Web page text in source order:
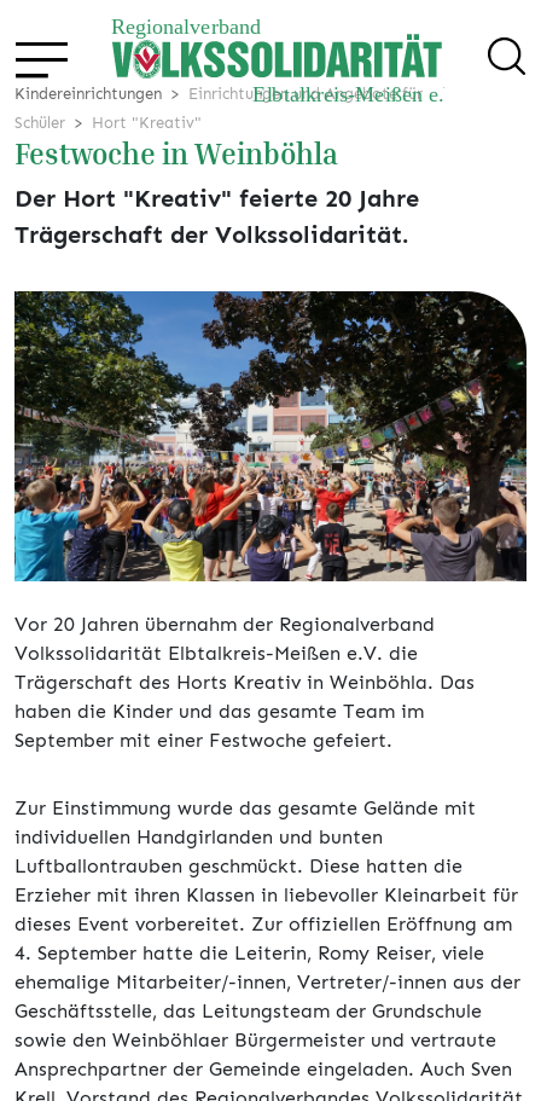
Kindereinrichtungen
Einrichtungen und Angebote für
Schüler
Hort "Kreativ"
Festwoche in Weinböhla
Der Hort "Kreativ" feierte 20 Jahre
Trägerschaft der Volkssolidarität.
Vor 20 Jahren übernahm der Regionalverband
Volkssolidarität Elbtalkreis-Meißen e.V. die
Trägerschaft des Horts Kreativ in Weinböhla. Das
haben die Kinder und das gesamte Team im
September mit einer Festwoche gefeiert.
Zur Einstimmung wurde das gesamte Gelände mit
individuellen Handgirlanden und bunten
Luftballontrauben geschmückt. Diese hatten die
Erzieher mit ihren Klassen in liebevoller Kleinarbeit für
dieses Event vorbereitet. Zur offiziellen Eröffnung am
4. September hatte die Leiterin, Romy Reiser, viele
ehemalige Mitarbeiter/-innen, Vertreter/-innen aus der
Geschäftsstelle, das Leitungsteam der Grundschule
sowie den Weinböhlaer Bürgermeister und vertraute
Ansprechpartner der Gemeinde eingeladen. Auch Sven